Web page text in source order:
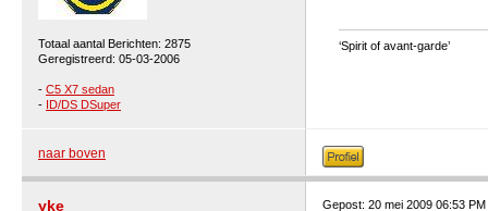
Totaal aantal Berichten: 2875
Geregistreerd: 05-03-2006
- C5 X7 sedan
- ID/DS DSuper
‘Spirit of avant-garde’
naar boven
yke Gepost: 20 mei 2009 06:53 PM